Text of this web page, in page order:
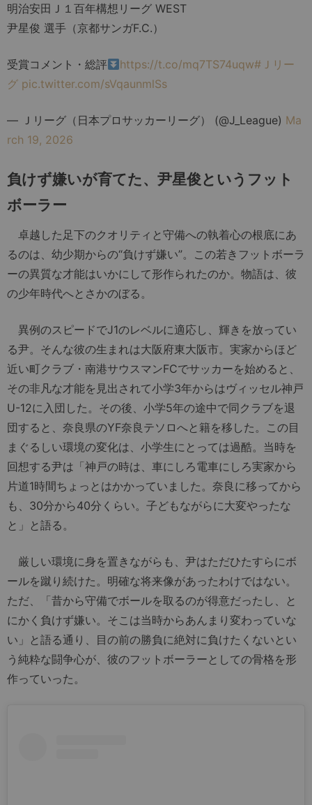
明治安田Ｊ１百年構想リーグ WEST
尹星俊 選手（京都サンガF.C.）
受賞コメント・総評 https://t.co/mq7TS74uqw#Ｊリー
グ pic.twitter.com/sVqaunmlSs
— Ｊリーグ（日本プロサッカーリーグ） (@J_League) Ma
rch 19, 2026
負けず嫌いが育てた、尹星俊というフット
ボーラー
卓越した足下のクオリティと守備への執着心の根底にあ
るのは、幼少期からの“負けず嫌い”。この若きフットボーラ
ーの異質な才能はいかにして形作られたのか。物語は、彼
の少年時代へとさかのぼる。
異例のスピードでJ1のレベルに適応し、輝きを放ってい
る尹。そんな彼の生まれは大阪府東大阪市。実家からほど
近い町クラブ・南港サウスマンFCでサッカーを始めると、
その非凡な才能を見出されて小学3年からはヴィッセル神戸
U-12に入団した。その後、小学5年の途中で同クラブを退
団すると、奈良県のYF奈良テソロへと籍を移した。この目
まぐるしい環境の変化は、小学生にとっては過酷。当時を
回想する尹は「神戸の時は、車にしろ電車にしろ実家から
片道1時間ちょっとはかかっていました。奈良に移ってから
も、30分から40分くらい。子どもながらに大変やったな
と」と語る。
厳しい環境に身を置きながらも、尹はただひたすらにボ
ールを蹴り続けた。明確な将来像があったわけではない。
ただ、「昔から守備でボールを取るのが得意だったし、と
にかく負けず嫌い。そこは当時からあんまり変わっていな
い」と語る通り、目の前の勝負に絶対に負けたくないとい
う純粋な闘争心が、彼のフットボーラーとしての骨格を形
作っていった。